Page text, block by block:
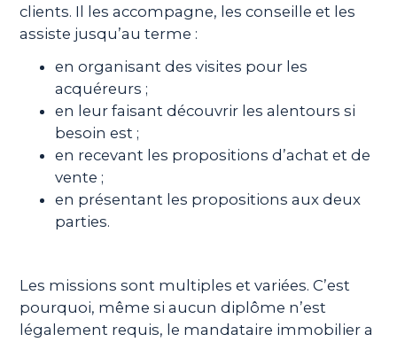
clients. Il les accompagne, les conseille et les
assiste jusqu’au terme :
en organisant des visites pour les
acquéreurs ;
en leur faisant découvrir les alentours si
besoin est ;
en recevant les propositions d’achat et de
vente ;
en présentant les propositions aux deux
parties.
Les missions sont multiples et variées. C’est
pourquoi, même si aucun diplôme n’est
légalement requis, le mandataire immobilier a